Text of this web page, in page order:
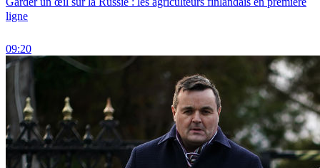
ligne
09:20